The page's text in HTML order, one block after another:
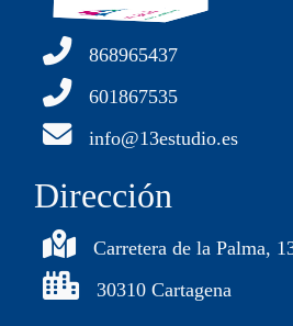
868965437
601867535
info@13estudio.es
Dirección
Carretera de la Palma,
30310 Cartagena